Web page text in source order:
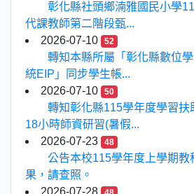
彰化縣社頭鄉湳雅國民小學
代課教師第二階段甄...
2026-07-10
52
轉知本縣所屬「彰化縣數位
統EIP」同步學生帳...
2026-07-10
50
轉知彰化縣115學年度學習扶
18小時師資研習(暑假...
2026-07-23
48
公告本校115學年度上學期教
果，請查照。
2026-07-28